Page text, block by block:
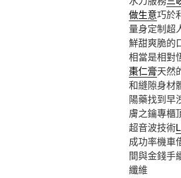
做生意巧於
量身定制超
鮮甜爽脆的
相當是相對
棗仁膏天然
和縫隙身材
陽藥找到早
膚之鑰專櫃
超音波技術
成功率機車
間與金錢手
纖維